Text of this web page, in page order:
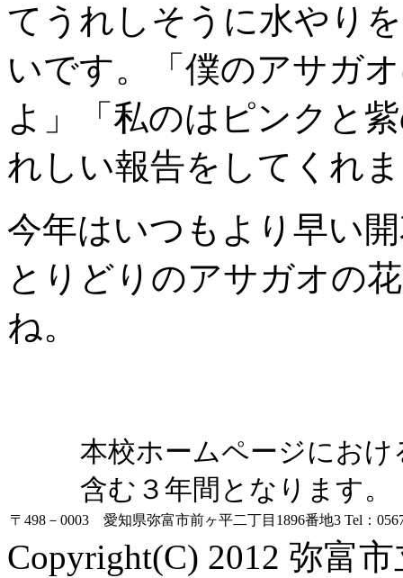
てうれしそうに水やり
いです。「僕のアサガ
よ」「私のはピンクと
れしい報告をしてくれ
今年はいつもより早い
とりどりのアサガオの
ね。
本校ホームページにお
含む３年間となります。
〒498－0003 愛知県弥富市前ヶ平二丁目1896番地3 Tel：
Copyright(C) 2012 弥富